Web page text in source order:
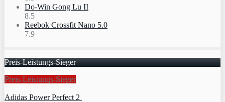
Do-Win Gong Lu II
8.5
Reebok Crossfit Nano 5.0
7.9
Preis-Leistungs-Sieger
Preis-Leistungs-Sieger
Adidas Power Perfect 2